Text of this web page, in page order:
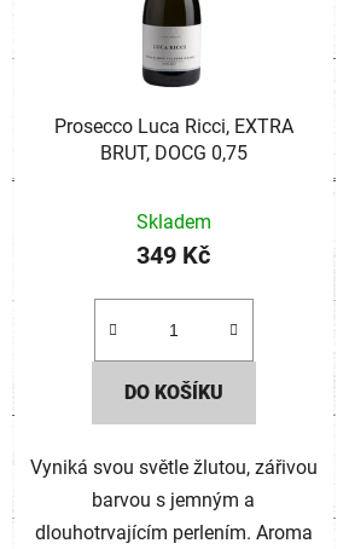
Prosecco Luca Ricci, EXTRA
BRUT, DOCG 0,75
Skladem
349 Kč
DO KOŠÍKU
Vyniká svou světle žlutou, zářivou
barvou s jemným a
dlouhotrvajícím perlením. Aroma